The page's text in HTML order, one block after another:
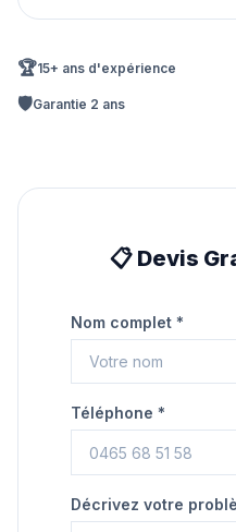
🏆15+ ans d'expérience
🛡️Garantie 2 ans
📋 Devis
Nom complet *
Téléphone *
Décrivez votre